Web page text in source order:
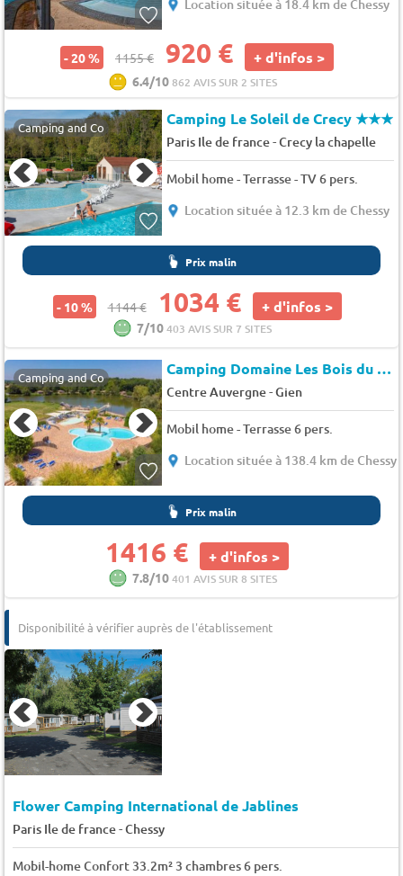
Location située à 18.4 km de Chessy
- 20 % 1155 € 920 € + d'infos >
6.4/10862 AVIS SUR 2 SITES
Camping and Co Camping Le Soleil de Crecy★★★
Paris Ile de france-Crecy la chapelle
Mobil home - Terrasse - TV 6 pers.
Location située à 12.3 km de Chessy
Prix malin
- 10 % 1144 € 1034 € + d'infos >
7/10403 AVIS SUR 7 SITES
Camping and Co Camping Domaine Les Bois du Bardelet
Centre Auvergne-Gien
Mobil home - Terrasse 6 pers.
Location située à 138.4 km de Chessy
Prix malin
1416 € + d'infos >
7.8/10401 AVIS SUR 8 SITES
Disponibilité à vérifier auprès de l'établissement
Flower Camping International de Jablines
Paris Ile de france-Chessy
Mobil-home Confort 33.2m² 3 chambres 6 pers.